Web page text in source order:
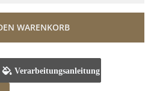
WARENKORB
Verarbeitungsanleitung